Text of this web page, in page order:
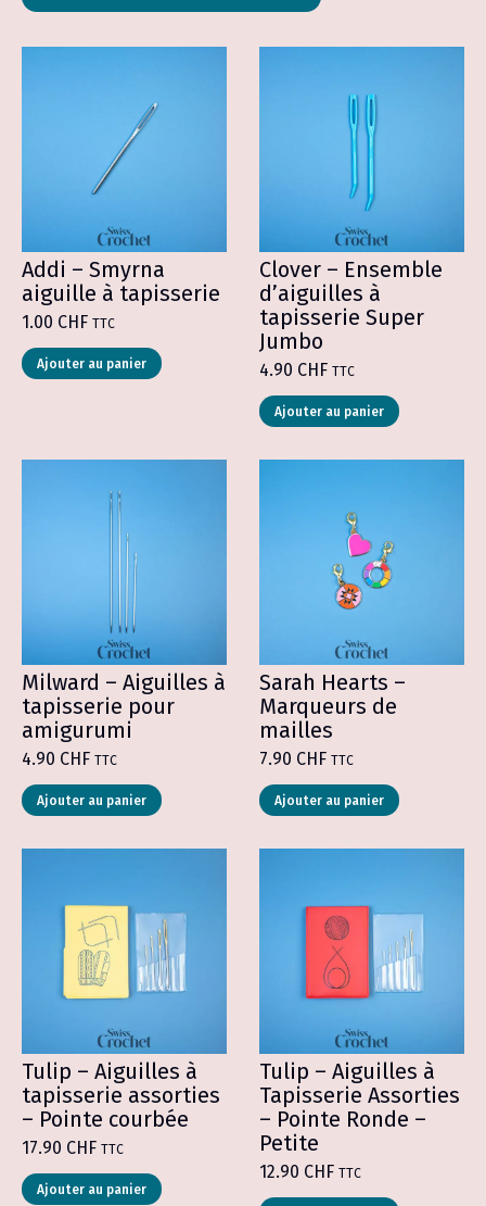
Addi – Smyrna
aiguille à tapisserie
1.00 CHF TTC
Ajouter au panier
Clover – Ensemble
d’aiguilles à
tapisserie Super
Jumbo
4.90 CHF TTC
Ajouter au panier
Milward – Aiguilles à
tapisserie pour
amigurumi
4.90 CHF TTC
Ajouter au panier
Sarah Hearts –
Marqueurs de
mailles
7.90 CHF TTC
Ajouter au panier
Ce
produit
plusieurs
options
peuvent
être
choisies
sur
produit
Tulip – Aiguilles à
tapisserie assorties
– Pointe courbée
17.90 CHF TTC
Ajouter au panier
Tulip – Aiguilles à
Tapisserie Assorties
– Pointe Ronde –
Petite
12.90 CHF TTC